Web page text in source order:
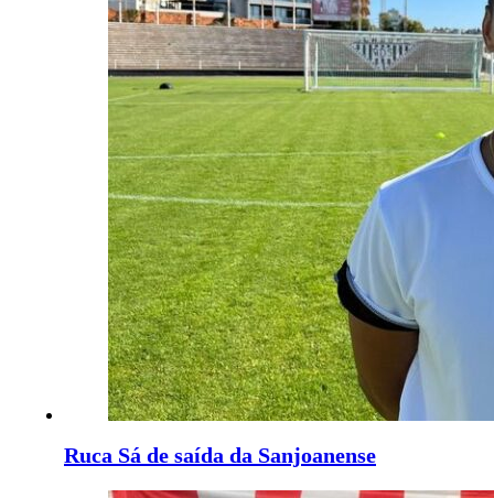
Ruca Sá de saída da Sanjoanense